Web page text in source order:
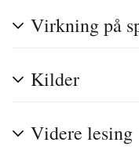
Virkning på
Kilder
Videre lesing